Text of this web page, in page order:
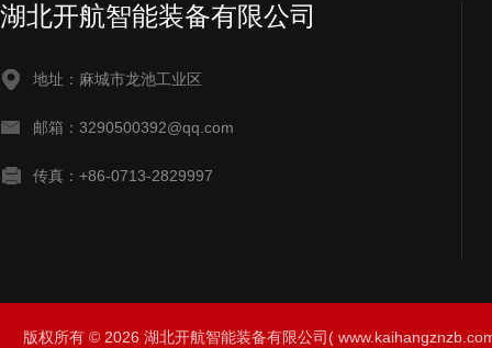
湖北开航智能装备有限公司
地址：麻城市龙池工业区
邮箱：3290500392@qq.com
传真：+86-0713-2829997
版权所有 © 2026 湖北开航智能装备有限公司(